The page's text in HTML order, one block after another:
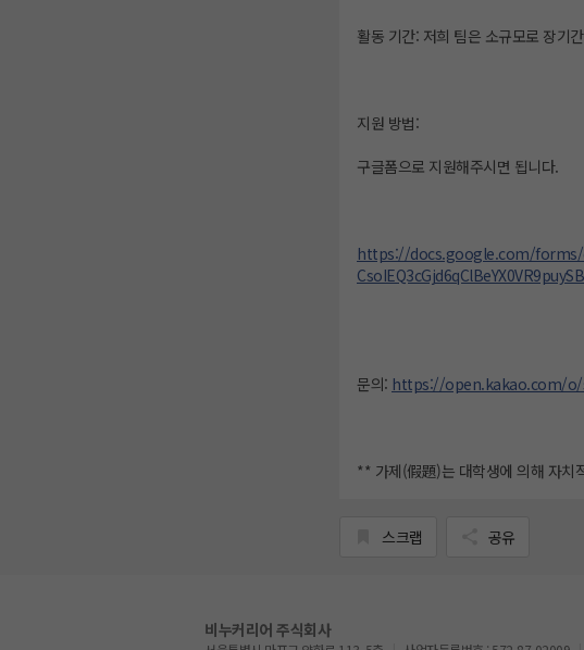
활동 기간: 저희 팀은 소규모로 장기
지원 방법:
구글폼으로 지원해주시면 됩니다.
https://docs.google.com/forms/
문의: https://open.kakao.com/o/
** 가제(假題)는 대학생에 의해 자치
스크랩 공유
비누커리어 주식회사